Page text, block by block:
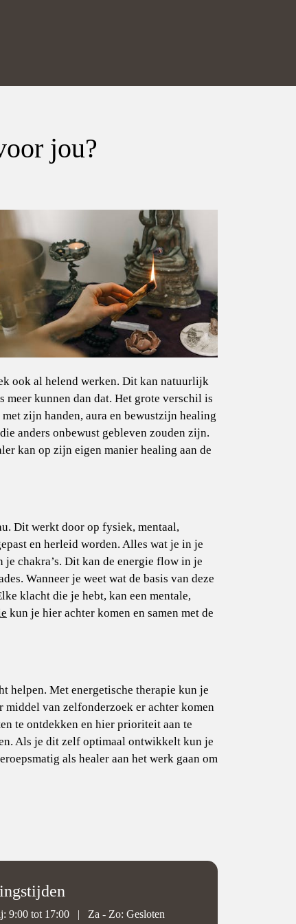
jou?
ook al helend werken. Dit kan natuurlijk
meer kunnen dan dat. Het grote verschil is
zijn handen, aura en bewustzijn healing
anders onbewust gebleven zouden zijn.
kan op zijn eigen manier healing aan de
Dit werkt door op fysiek, mentaal,
en herleid worden. Alles wat je in je
chakra’s. Dit kan de energie flow in je
Wanneer je weet wat de basis van deze
klacht die je hebt, kan een mentale,
kun je hier achter komen en samen met de
helpen. Met energetische therapie kun je
middel van zelfonderzoek er achter komen
te ontdekken en hier prioriteit aan te
Als je dit zelf optimaal ontwikkelt kun je
als healer aan het werk gaan om
9:00 tot 17:00 | Za - Zo: Gesloten